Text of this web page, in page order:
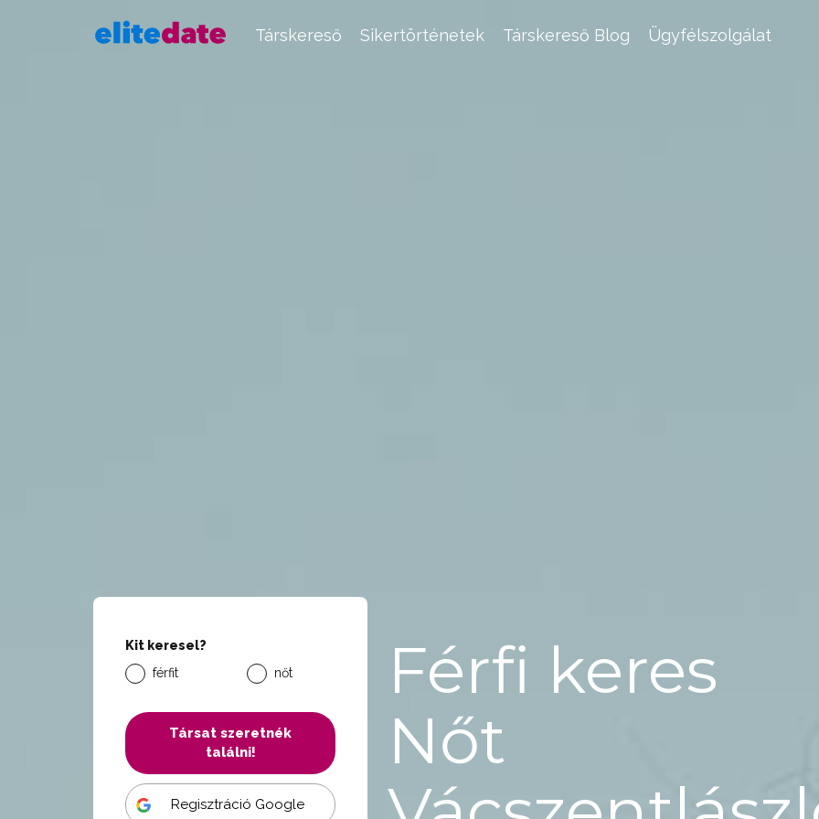
Társkereső Sikertörténetek Társkereső Blog Ügyfélszolgálat
Kit keresel?
férfit
nőt
Társat szeretnék
találni!
Regisztráció Google
Férfi keres
Nőt